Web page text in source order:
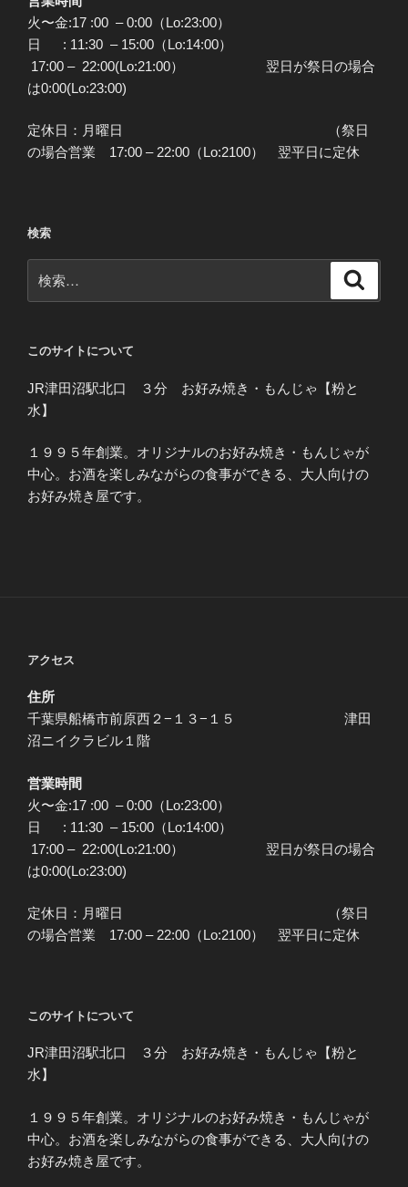
火〜金:17 :00 – 0:00（Lo:23:00）
日 : 11:30 – 15:00（Lo:14:00）
17:00 – 22:00(Lo:21:00） 翌日が祭日の場合
は0:00(Lo:23:00)
定休日：月曜日 （祭日
の場合営業 17:00 – 22:00（Lo:2100） 翌平日に定休
検索
索:
このサイトについて
JR津田沼駅北口 ３分 お好み焼き・もんじゃ【粉と
水】
１９９５年創業。オリジナルのお好み焼き・もんじゃが
中心。お酒を楽しみながらの食事ができる、大人向けの
お好み焼き屋です。
アクセス
住所
千葉県船橋市前原西２−１３−１５ 津田
沼ニイクラビル１階
営業時間
火〜金:17 :00 – 0:00（Lo:23:00）
日 : 11:30 – 15:00（Lo:14:00）
17:00 – 22:00(Lo:21:00） 翌日が祭日の場合
は0:00(Lo:23:00)
定休日：月曜日 （祭日
の場合営業 17:00 – 22:00（Lo:2100） 翌平日に定休
このサイトについて
JR津田沼駅北口 ３分 お好み焼き・もんじゃ【粉と
水】
１９９５年創業。オリジナルのお好み焼き・もんじゃが
中心。お酒を楽しみながらの食事ができる、大人向けの
お好み焼き屋です。